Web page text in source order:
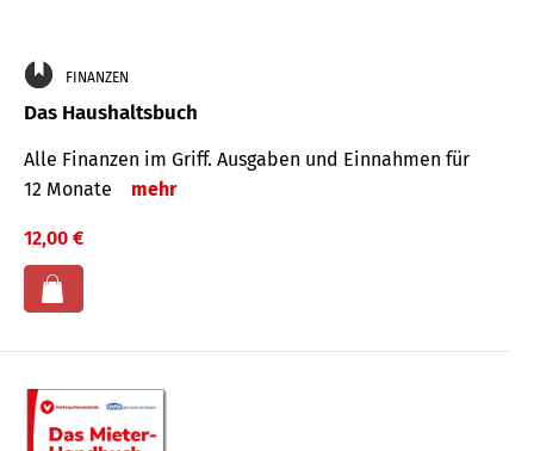
FINANZEN
Das Haushaltsbuch
Alle Finanzen im Griff. Aus­gaben und Ein­nahmen für
12 Monate
mehr
12,00 €